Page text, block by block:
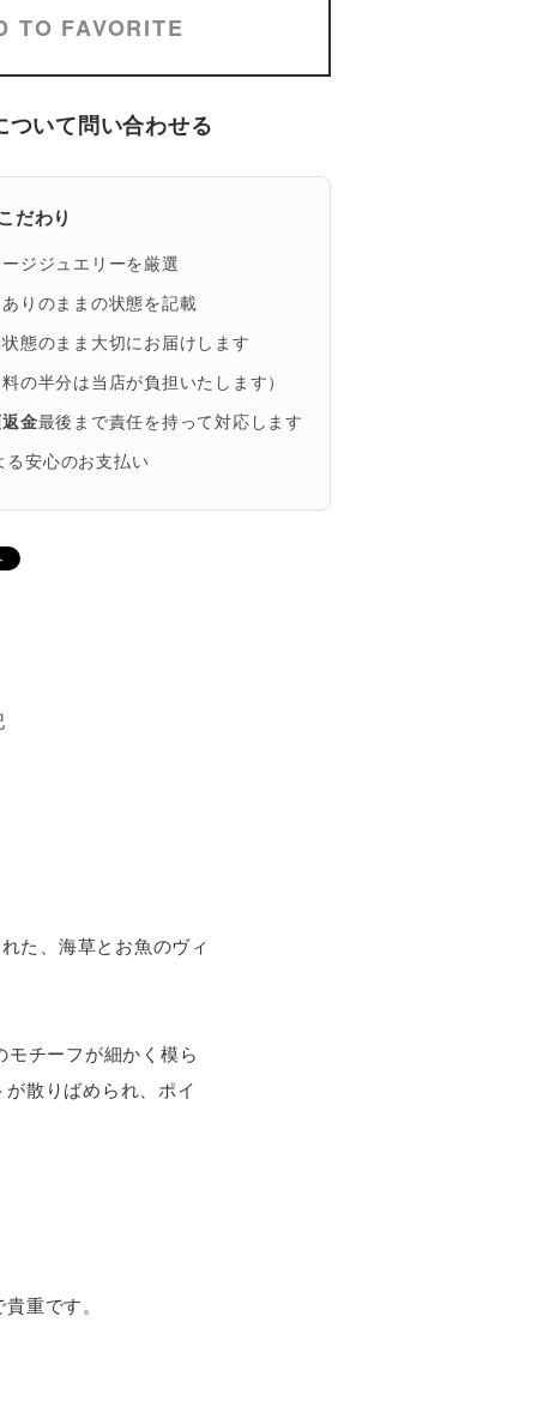
TO FAVORITE
ついて問い合わせる
だわり
ジジュエリーを厳選
りのままの状態を記載
態のまま大切にお届けします
の半分は当店が負担いたします）
金最後まで責任を持って対応します
安心のお支払い
た、海草とお魚のヴィ
モチーフが細かく模ら
散りばめられ、ポイ
重です。